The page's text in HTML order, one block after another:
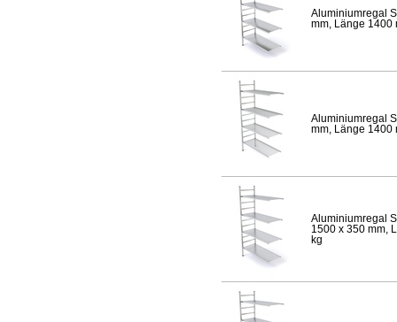
Aluminiumregal
mm, Länge 1400
Aluminiumregal
mm, Länge 1400
Aluminiumregal
1500 x 350 mm,
kg